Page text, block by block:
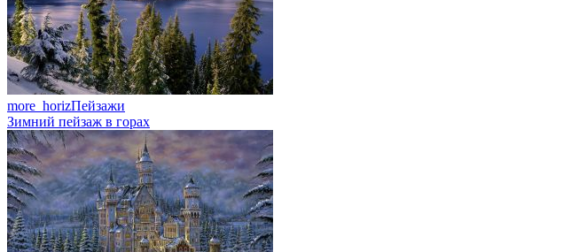
more_horizПейзажи
Зимний пейзаж в горах